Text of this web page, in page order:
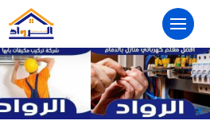
التجاوز
المحتوى